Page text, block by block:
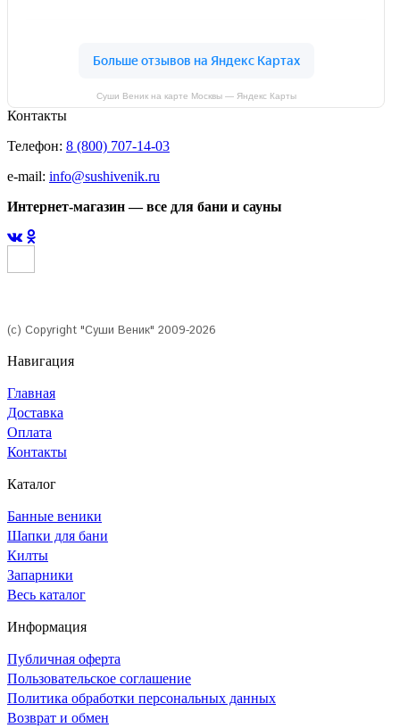
Суши Веник на карте Москвы — Яндекс Карты
Контакты
Телефон: 8 (800) 707-14-03
e-mail: info@sushivenik.ru
Интернет-магазин — все для бани и сауны
(с) Copyright "Суши Веник" 2009-2026
Навигация
Главная
Доставка
Оплата
Контакты
Каталог
Банные веники
Шапки для бани
Килты
Запарники
Весь каталог
Информация
Публичная оферта
Пользовательское соглашение
Политика обработки персональных данных
Возврат и обмен